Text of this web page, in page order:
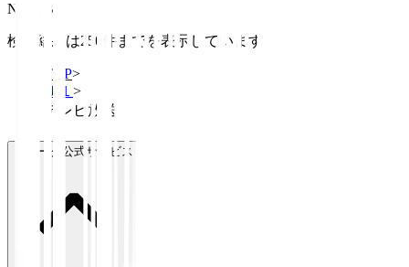
NHK BS
検索結果は250件までを表示しています
TOP>
Ｊ１ >
テレビ放送
Ｊリーグ公式サービス